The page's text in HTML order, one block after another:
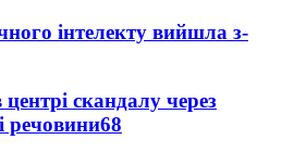
інтелекту вийшла з-
скандалу через
речовини68